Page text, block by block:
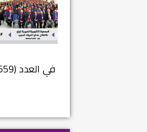
في العدد (659) من بهرا : انقضى عام النصر… م...